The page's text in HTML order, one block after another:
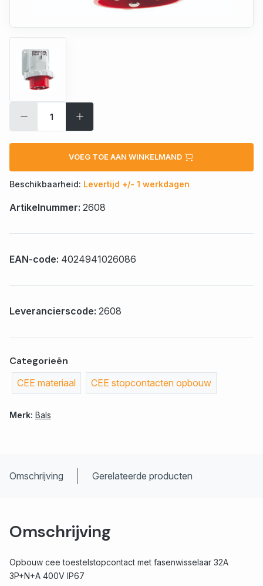
VOEG TOE AAN WINKELMAND
Beschikbaarheid: Levertijd +/- 1 werkdagen
Artikelnummer: 2608
EAN-code: 4024941026086
Leverancierscode: 2608
Categorieën
CEE materiaal CEE stopcontacten opbouw
Merk: Bals
Omschrijving Gerelateerde producten
Omschrijving
Opbouw cee toestelstopcontact met fasenwisselaar 32A
3P+N+A 400V IP67